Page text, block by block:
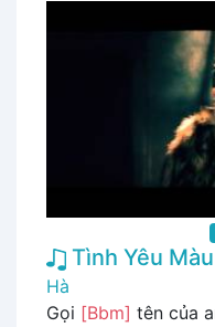
Tình Yêu
Hà
Gọi [Bbm] tên của